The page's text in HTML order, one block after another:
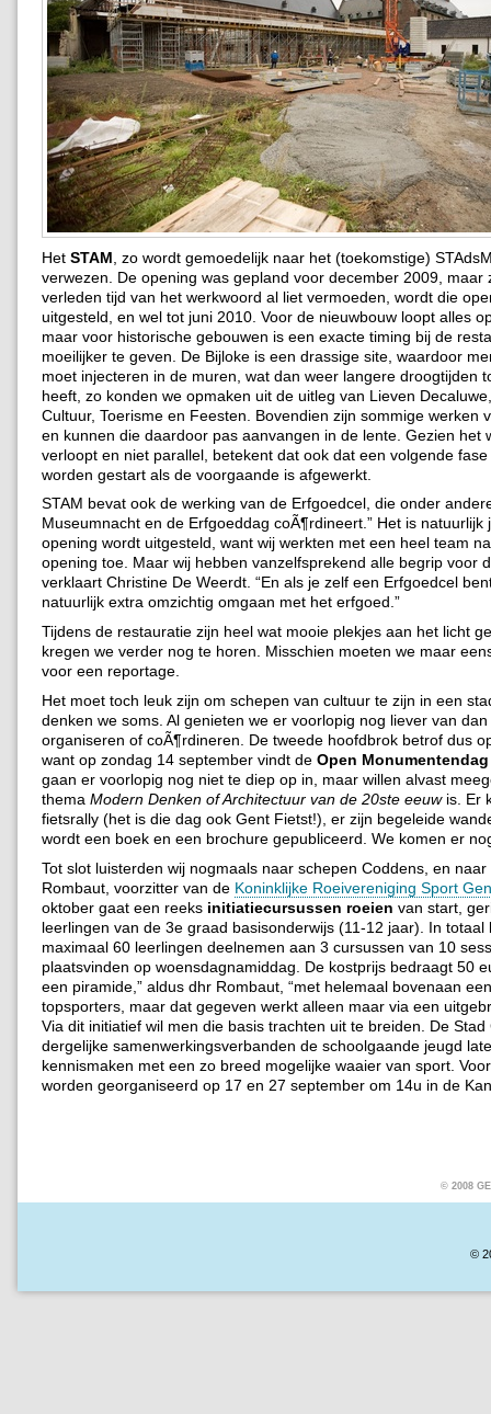
Het STAM , zo wordt gemoedelijk naar het (toekomstige)
verwezen. De opening was gepland voor december 2009, maar
verleden tijd van het werkwoord al liet vermoeden, wordt die
uitgesteld, en wel tot juni 2010. Voor de nieuwbouw loopt alles
maar voor historische gebouwen is een exacte timing bij de
moeilijker te geven. De Bijloke is een drassige site, waardoor
moet injecteren in de muren, wat dan weer langere droogtijden
heeft, zo konden we opmaken uit de uitleg van Lieven
Cultuur, Toerisme en Feesten. Bovendien zijn sommige werken
en kunnen die daardoor pas aanvangen in de lente. Gezien het
verloopt en niet parallel, betekent dat ook dat een volgende
worden gestart als de voorgaande is afgewerkt.
STAM bevat ook de werking van de Erfgoedcel, die onder
Museumnacht en de Erfgoeddag coÃ¶rdineert.” Het is natuurlijk
opening wordt uitgesteld, want wij werkten met een heel team
opening toe. Maar wij hebben vanzelfsprekend alle begrip voor
verklaart Christine De Weerdt. “En als je zelf een Erfgoedcel
natuurlijk extra omzichtig omgaan met het erfgoed.”
Tijdens de restauratie zijn heel wat mooie plekjes aan het licht
kregen we verder nog te horen. Misschien moeten we maar
voor een reportage.
Het moet toch leuk zijn om schepen van cultuur te zijn in een
denken we soms. Al genieten we er voorlopig nog liever van
organiseren of coÃ¶rdineren. De tweede hoofdbrok betrof dus
want op zondag 14 september vindt de Open Monumentendag
gaan er voorlopig nog niet te diep op in, maar willen alvast
thema Modern Denken of Architectuur van de 20ste eeuwis. Er
fietsrally (het is die dag ook Gent Fietst!), er zijn begeleide
wordt een boek en een brochure gepubliceerd. We komen er
Tot slot luisterden wij nogmaals naar schepen Coddens, en naar
Rombaut, voorzitter van de Koninklijke Roeivereniging Sport
oktober gaat een reeks initiatiecursussen roeien van start,
leerlingen van de 3e graad basisonderwijs (11-12 jaar). In totaal
maximaal 60 leerlingen deelnemen aan 3 cursussen van 10
plaatsvinden op woensdagnamiddag. De kostprijs bedraagt 50
een piramide,” aldus dhr Rombaut, “met helemaal bovenaan
topsporters, maar dat gegeven werkt alleen maar via een
Via dit initiatief wil men die basis trachten uit te breiden. De Stad
dergelijke samenwerkingsverbanden de schoolgaande jeugd
kennismaken met een zo breed mogelijke waaier van sport.
worden georganiseerd op 17 en 27 september om 14u in de
© 2008
©